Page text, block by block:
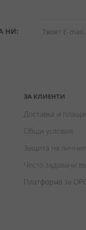
НИ:
ЗА КЛИЕНТИ
Доставка и
Общи условия
Защита на
Често задавани
Платформа за